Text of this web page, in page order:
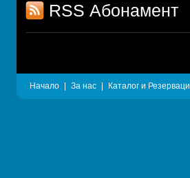
RSS Абонамент
Начало За нас Каталог и